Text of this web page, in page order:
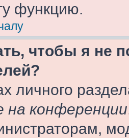
функцию.
чтобы я не
личного
на конференции